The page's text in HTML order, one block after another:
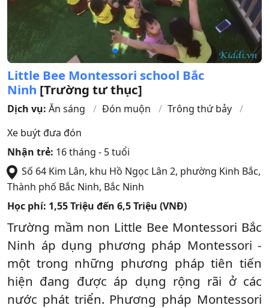
Little Bee Montessori school Bắc
Ninh [Trường tư thục]
Dịch vụ: Ăn sáng Đón muộn
Trông thứ bảy
Xe buýt đưa đón
Nhận trẻ: 16 tháng - 5 tuổi
Số 64 Kim Lân, khu Hồ Ngọc Lân 2, phường Kinh Bắc,
Thành phố Bắc Ninh, Bắc Ninh
Học phí: 1,55 Triệu đến 6,5 Triệu (VNĐ)
Trường mầm non Little Bee Montessori Bắc
Ninh áp dụng phương pháp Montessori -
một trong những phương pháp tiên tiến
hiện đang được áp dụng rộng rãi ở các
nước phát triển. Phương pháp Montessori